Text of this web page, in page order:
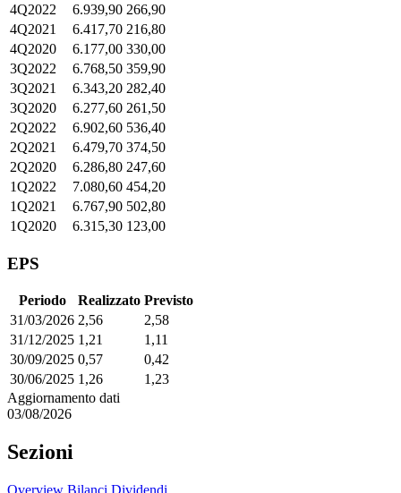
4Q2022
6.939,90 266,90
4Q2021
6.417,70 216,80
4Q2020
6.177,00 330,00
3Q2022
6.768,50 359,90
3Q2021
6.343,20 282,40
3Q2020
6.277,60 261,50
2Q2022
6.902,60 536,40
2Q2021
6.479,70 374,50
2Q2020
6.286,80 247,60
1Q2022
7.080,60 454,20
1Q2021
6.767,90 502,80
1Q2020
6.315,30 123,00
EPS
Periodo Realizzato Previsto
31/03/2026 2,56
2,58
31/12/2025 1,21
1,11
30/09/2025 0,57
0,42
30/06/2025 1,26
1,23
Aggiornamento dati
03/08/2026
Sezioni
Overview Bilanci Dividendi